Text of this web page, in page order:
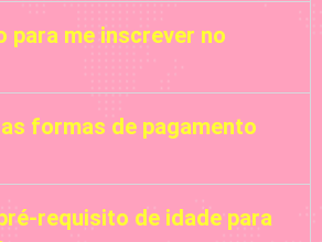
para me inscrever no
formas de pagamento
requisito de idade para